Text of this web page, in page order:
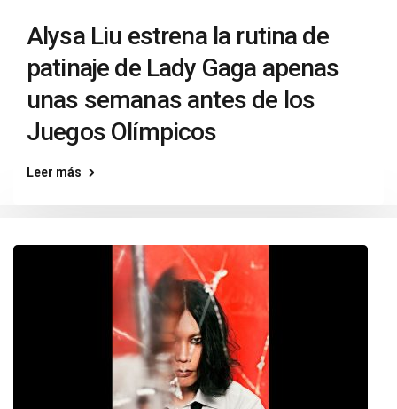
Alysa Liu estrena la rutina de
patinaje de Lady Gaga apenas
unas semanas antes de los
Juegos Olímpicos
Leer más